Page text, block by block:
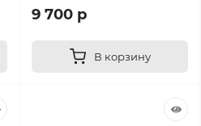
9 700 р
В корзину